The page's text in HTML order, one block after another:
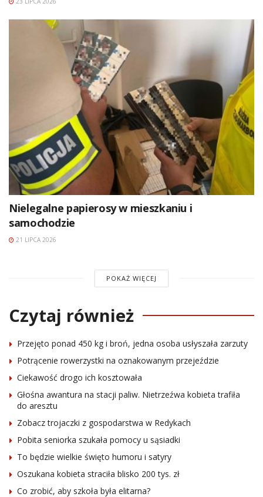
Nielegalne papierosy w mieszkaniu i
samochodzie
21 LIPCA 2026
POKAŻ WIĘCEJ
Czytaj również
Przejęto ponad 450 kg i broń, jedna osoba usłyszała zarzuty
Potrącenie rowerzystki na oznakowanym przejeździe
Ciekawość drogo ich kosztowała
Głośna awantura na stacji paliw. Nietrzeźwa kobieta trafiła
do aresztu
Zobacz trojaczki z gospodarstwa w Redykach
Pobita seniorka szukała pomocy u sąsiadki
To będzie wielkie święto humoru i satyry
Oszukana kobieta straciła blisko 200 tys. zł
Co zrobić, aby szkoła była elitarna?